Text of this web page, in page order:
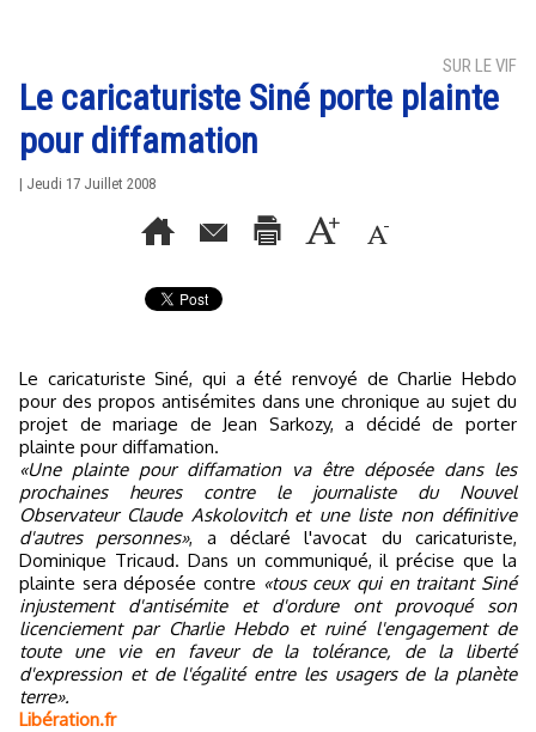
SUR LE VIF
Le caricaturiste Siné porte plainte
pour diffamation
| Jeudi 17 Juillet 2008
Le caricaturiste Siné, qui a été renvoyé de Charlie Hebdo
pour des propos antisémites dans une chronique au sujet du
projet de mariage de Jean Sarkozy, a décidé de porter
plainte pour diffamation.
«Une plainte pour diffamation va être déposée dans les
prochaines heures contre le journaliste du Nouvel
Observateur Claude Askolovitch et une liste non définitive
d'autres personnes», a déclaré l'avocat du caricaturiste,
Dominique Tricaud. Dans un communiqué, il précise que la
plainte sera déposée contre «tous ceux qui en traitant Siné
injustement d'antisémite et d'ordure ont provoqué son
licenciement par Charlie Hebdo et ruiné l'engagement de
toute une vie en faveur de la tolérance, de la liberté
d'expression et de l'égalité entre les usagers de la planète
terre».
Libération.fr